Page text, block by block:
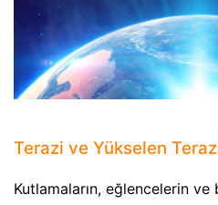
Terazi ve Yükselen
Kutlamaların, eğlencelerin